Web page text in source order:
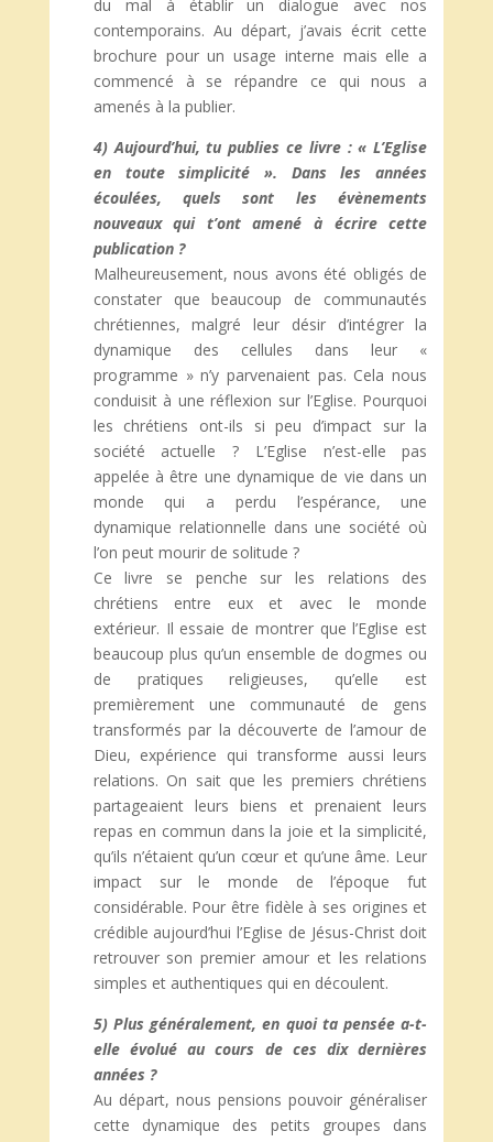
du mal à établir un dialogue avec nos
contemporains. Au départ, j’avais écrit cette
brochure pour un usage interne mais elle a
commencé à se répandre ce qui nous a
amenés à la publier.
4) Aujourd’hui, tu publies ce livre : « L’Eglise
en toute simplicité ». Dans les années
écoulées, quels sont les évènements
nouveaux qui t’ont amené à écrire cette
publication ?
Malheureusement, nous avons été obligés de
constater que beaucoup de communautés
chrétiennes, malgré leur désir d’intégrer la
dynamique des cellules dans leur «
programme » n’y parvenaient pas. Cela nous
conduisit à une réflexion sur l’Eglise. Pourquoi
les chrétiens ont-ils si peu d’impact sur la
société actuelle ? L’Eglise n’est-elle pas
appelée à être une dynamique de vie dans un
monde qui a perdu l’espérance, une
dynamique relationnelle dans une société où
l’on peut mourir de solitude ?
Ce livre se penche sur les relations des
chrétiens entre eux et avec le monde
extérieur. Il essaie de montrer que l’Eglise est
beaucoup plus qu’un ensemble de dogmes ou
de pratiques religieuses, qu’elle est
premièrement une communauté de gens
transformés par la découverte de l’amour de
Dieu, expérience qui transforme aussi leurs
relations. On sait que les premiers chrétiens
partageaient leurs biens et prenaient leurs
repas en commun dans la joie et la simplicité,
qu’ils n’étaient qu’un cœur et qu’une âme. Leur
impact sur le monde de l’époque fut
considérable. Pour être fidèle à ses origines et
crédible aujourd’hui l’Eglise de Jésus-Christ doit
retrouver son premier amour et les relations
simples et authentiques qui en découlent.
5) Plus généralement, en quoi ta pensée a-t-
elle évolué au cours de ces dix dernières
années ?
Au départ, nous pensions pouvoir généraliser
cette dynamique des petits groupes dans